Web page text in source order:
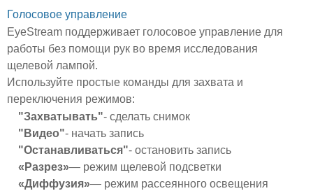
Голосовое управление
EyeStream поддерживает голосовое управление для
работы без помощи рук во время исследования
щелевой лампой.
Используйте простые команды для захвата и
переключения режимов:
"Захватывать"- сделать снимок
"Видео"- начать запись
"Останавливаться"- остановить запись
«Разрез»— режим щелевой подсветки
«Диффузия»— режим рассеянного освещения